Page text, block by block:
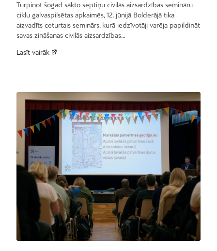
Turpinot šogad sākto septiņu civilās aizsardzības semināru
ciklu galvaspilsētas apkaimēs, 12. jūnijā Bolderājā tika
aizvadīts ceturtais seminārs, kurā iedzīvotāji varēja papildināt
savas zināšanas civilās aizsardzības…
Lasīt vairāk